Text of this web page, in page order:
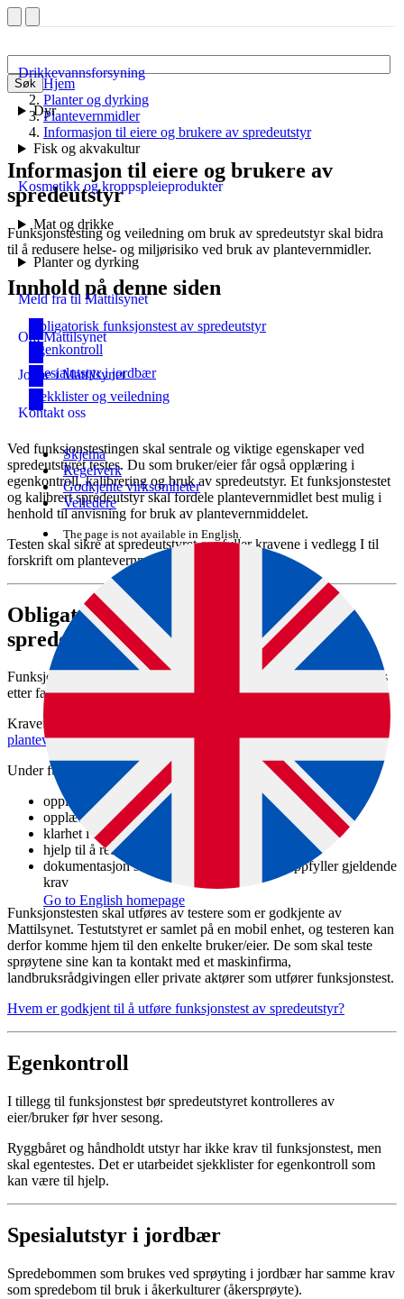
Søk
Drikkevannsforsyning
Dyr
Fisk og akvakultur
Kosmetikk og kroppspleieprodukter
Mat og drikke
Planter og dyrking
Meld fra til Mattilsynet
Om Mattilsynet
Jobbe i Mattilsynet
Kontakt oss
Skjema
Regelverk
Godkjente virksomheter
Veiledere
The page is not available in English.
Go to English homepage
Hjem
Planter og dyrking
Plantevernmidler
Informasjon til eiere og brukere av spredeutstyr
Informasjon til eiere og brukere av
spredeutstyr
Funksjonstesting og veiledning om bruk av spredeutstyr skal bidra
til å redusere helse- og miljørisiko ved bruk av plantevernmidler.
Innhold på denne siden
Obligatorisk funksjonstest av spredeutstyr
Egenkontroll
Spesialutstyr i jordbær
Sjekklister og veiledning
Ved funksjonstestingen skal sentrale og viktige egenskaper ved
spredeutstyret testes. Du som bruker/eier får også opplæring i
egenkontroll, kalibrering og bruk av spredeutstyr. Et funksjonstestet
og kalibrert spredeutstyr skal fordele plantevernmidlet best mulig i
henhold til anvisning for bruk av plantevernmiddelet.
Testen skal sikre at spredeutstyret oppfyller kravene i vedlegg I til
forskrift om plantevernmidler.
Obligatorisk funksjonstest av
spredeutstyr
Funksjonstest av spredeutstyr er obligatorisk, og skal gjennomføres
etter faste tidsintervaller.
Kravet om faste tidsintervaller er utdypet i
plantevernmiddelforskriften.
Under funksjonstesten får bruker/eier
opplæring i kalibrering og bruk av eget spredeutstyr
opplæring i egenkontroll
klarhet i feil og mangler ved spredeutstyret
hjelp til å rette opp feil og mangler
dokumentasjon som viser at spredeutstyret oppfyller gjeldende
krav
Funksjonstesten skal utføres av testere som er godkjente av
Mattilsynet. Testutstyret er samlet på en mobil enhet, og testeren kan
derfor komme hjem til den enkelte bruker/eier. De som skal teste
sprøytene sine kan ta kontakt med et maskinfirma,
landbruksrådgivingen eller private aktører som utfører funksjonstest.
Hvem er godkjent til å utføre funksjonstest av spredeutstyr?
Egenkontroll
I tillegg til funksjonstest bør spredeutstyret kontrolleres av
eier/bruker før hver sesong.
Ryggbåret og håndholdt utstyr har ikke krav til funksjonstest, men
skal egentestes. Det er utarbeidet sjekklister for egenkontroll som
kan være til hjelp.
Spesialutstyr i jordbær
Spredebommen som brukes ved sprøyting i jordbær har samme krav
som spredebom til bruk i åkerkulturer (åkersprøyte).